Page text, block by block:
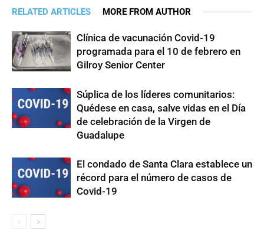
RELATED ARTICLES MORE FROM AUTHOR
Clínica de vacunación Covid-19
programada para el 10 de febrero en
Gilroy Senior Center
Súplica de los líderes comunitarios:
Quédese en casa, salve vidas en el Día
de celebración de la Virgen de
Guadalupe
El condado de Santa Clara establece un
récord para el número de casos de
Covid-19